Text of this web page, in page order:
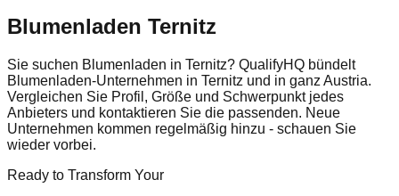
Blumenladen Ternitz
Sie suchen Blumenladen in Ternitz? QualifyHQ bündelt
Blumenladen-Unternehmen in Ternitz und in ganz Austria.
Vergleichen Sie Profil, Größe und Schwerpunkt jedes
Anbieters und kontaktieren Sie die passenden. Neue
Unternehmen kommen regelmäßig hinzu - schauen Sie
wieder vorbei.
Ready to Transform Your